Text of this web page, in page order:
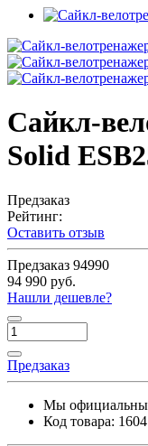
Сайкл-
Solid
Предзаказ
Рейтинг:
Оставить отзыв
Предзаказ 94990
94 990 руб.
Нашли дешевле?
Предзаказ
Мы
Код товара: 1604